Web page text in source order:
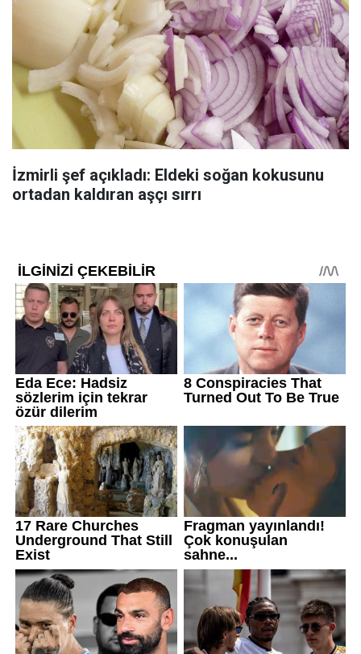
İzmirli şef açıkladı: Eldeki soğan kokusunu
ortadan kaldıran aşçı sırrı